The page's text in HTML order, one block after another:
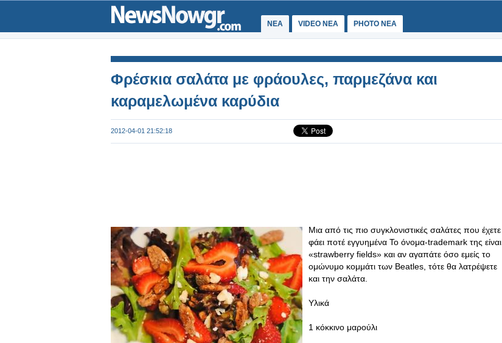
ΝΕΑ VIDEO NEA PHOTO NEA
Φρέσκια σαλάτα με φράουλες, παρμεζάνα και
καραμελωμένα καρύδια
2012-04-01 21:52:18
Μια από τις πιο συγκλονιστικές σαλάτες που έχετε
φάει ποτέ εγγυημένα Το όνομα-trademark της είναι
«strawberry fields» και αν αγαπάτε όσο εμείς το
ομώνυμο κομμάτι των Beatles, τότε θα λατρέψετε
και την σαλάτα.
Υλικά
1 κόκκινο μαρούλι